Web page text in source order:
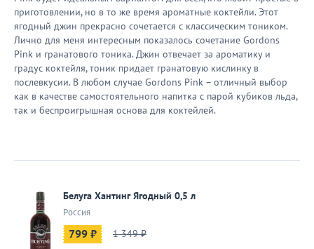
приготовлении, но в то же время ароматные коктейли. Этот
ягодный джин прекрасно сочетается с классическим тоником.
Лично для меня интересным показалось сочетание Gordons
Pink и гранатового тоника. Джин отвечает за ароматику и
градус коктейля, тоник придает гранатовую кислинку в
послевкусии. В любом случае Gordons Pink – отличный выбор
как в качестве самостоятельного напитка с парой кубиков льда,
так и беспроигрышная основа для коктейлей.
Белуга Хантинг Ягодный 0,5 л
Россия
799 ₽ 1 349 ₽